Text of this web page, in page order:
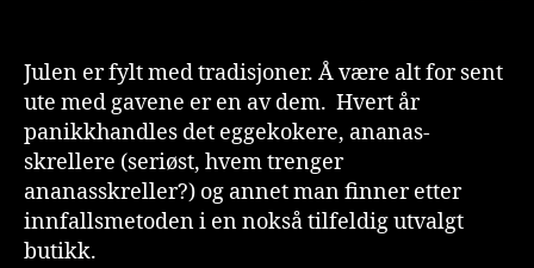
Julen er fylt med tradisjoner. Å være alt for sent
ute med gavene er en av dem. Hvert år
panikkhandles det eggekokere, ananas-
skrellere (seriøst, hvem trenger
ananasskreller?) og annet man finner etter
innfallsmetoden i en nokså tilfeldig utvalgt
butikk.